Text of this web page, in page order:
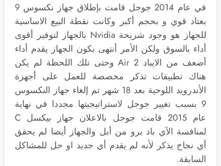
في عام 2014 جوجل قامت بإطلاق جهاز نكسوس 9
بعتاد قوي و بحجم أكبر وكانت نقطة البيع الاساسية
للجهاز هو وجود شريحة Nvidia بالجهاز لتوفير أقوى
أداء بالسوق ولكن الأمر أنتهى بكون الجهاز يقدم أداء
أضعف من الايباد Air 2 وحتى تلك اللحظة لم يكن
هناك تطبيقات تذكر مخصصة للعمل على أجهزة
الأندرويد اللوحية بعد 18 شهر تم إلغاء جهاز النكسوس
9 بسبب تغيير جوجل لاستراتيجيتها مجددا في نهاية
عام 2015 قامت جوجل بالاعلان جهاز بيكسل C
لمنافسة الآي باد برو من أبل والجهاز أيضا لم يحقق
أي نجاح يذكر لأنه لم يقدم أي جديد او حل للمشاكل
السابقة.